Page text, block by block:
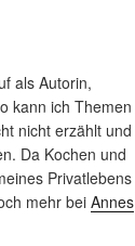
als Autorin,
kann ich Themen
nicht erzählt und
Da Kochen und
Privatlebens
mehr bei Annes